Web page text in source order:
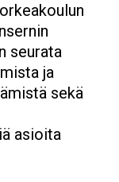
seurata
ja
sekä
asioita